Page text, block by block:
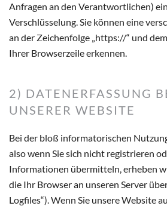
Anfragen an den Verantwortlichen)
Verschlüsselung. Sie können eine
an der Zeichenfolge „https://“ und
Ihrer Browserzeile erkennen.
2) DATENERFASSUNG
UNSERER WEBSITE
Bei der bloß informatorischen
also wenn Sie sich nicht registrieren
Informationen übermitteln, erheben
die Ihr Browser an unseren Server
Logfiles“). Wenn Sie unsere Website